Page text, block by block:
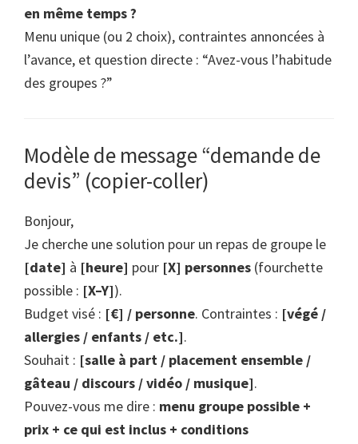
en même temps ?
Menu unique (ou 2 choix), contraintes annoncées à
l’avance, et question directe : “Avez-vous l’habitude
des groupes ?”
Modèle de message “demande de
devis” (copier-coller)
Bonjour,
Je cherche une solution pour un repas de groupe le
[date] à [heure] pour [X] personnes (fourchette
possible : [X–Y]).
Budget visé : [€] / personne. Contraintes : [végé /
allergies / enfants / etc.].
Souhait : [salle à part / placement ensemble /
gâteau / discours / vidéo / musique].
Pouvez-vous me dire : menu groupe possible +
prix + ce qui est inclus + conditions